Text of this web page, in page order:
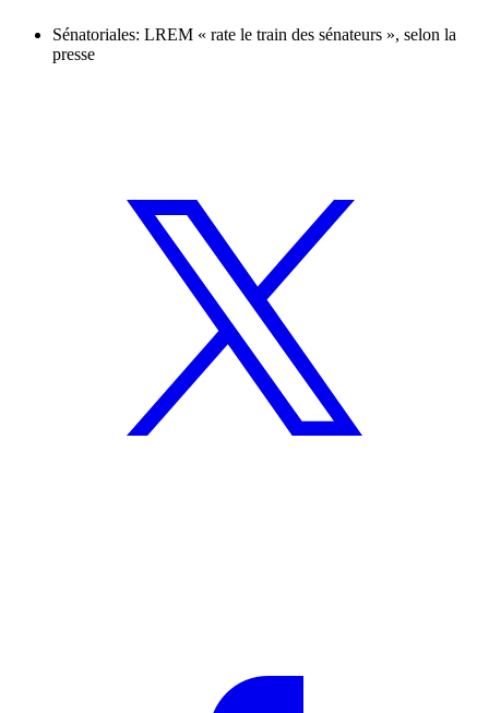
Sénatoriales: LREM « rate le train des sénateurs », selon la
presse